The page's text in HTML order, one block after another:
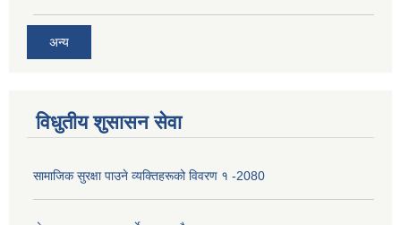
अन्य
विधुतीय शुसासन सेवा
सामाजिक सुरक्षा पाउने व्यक्तिहरूको विवरण १ -2080